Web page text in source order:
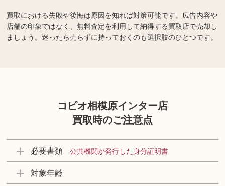
買取における失敗や後悔は原因を知れば対策可能です。広告内容や
店舗の印象ではなく、無料査定を利用して納得する買取店で売却し
ましょう。迷ったら売らずに持っておくのも選択肢のひとつです。
コピオ相模原インター店
買取時のご注意点
必要書類 公共機関が発行した身分証明書
対象年齢